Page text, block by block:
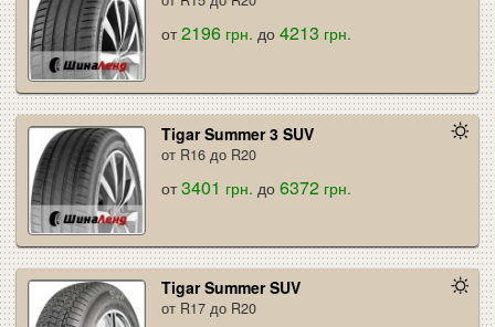
от2196 грн. до4213 грн.
Tigar Summer 3 SUV
от R16 до R20
от3401 грн. до6372 грн.
Tigar Summer SUV
от R17 до R20